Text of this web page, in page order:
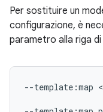
Per sostituire un
configurazione, è
parametro alla riga
--template:map